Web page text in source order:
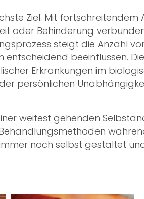
Ziel. Mit fortschreitendem
oder Behinderung
steigt die Anzahl
beeinflussen.
Erkrankungen im
persönlichen
weitest gehenden
noch selbst gestaltet